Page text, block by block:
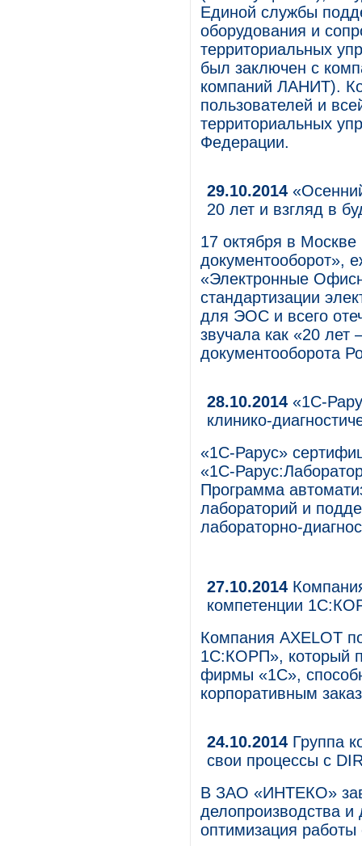
Единой службы
оборудования и
территориальных
был заключен с
компаний ЛАНИТ).
пользователей и
территориальных
Федерации.
29.10.2014
20 лет и взгляд в
17 октября в
документооборот»,
«Электронные
стандартизации
для ЭОС и всего
звучала как «20 лет
документооборота
28.10.2014 «1С-
клинико-
«1С-Рарус»
«1С-
Программа
лабораторий и
лабораторно-
27.10.2014
компетенции
Компания AXELOT
1С:КОРП», который
фирмы «1С»,
корпоративным
24.10.2014 Группа
свои процессы с
В ЗАО «ИНТЕКО»
делопроизводства
оптимизация